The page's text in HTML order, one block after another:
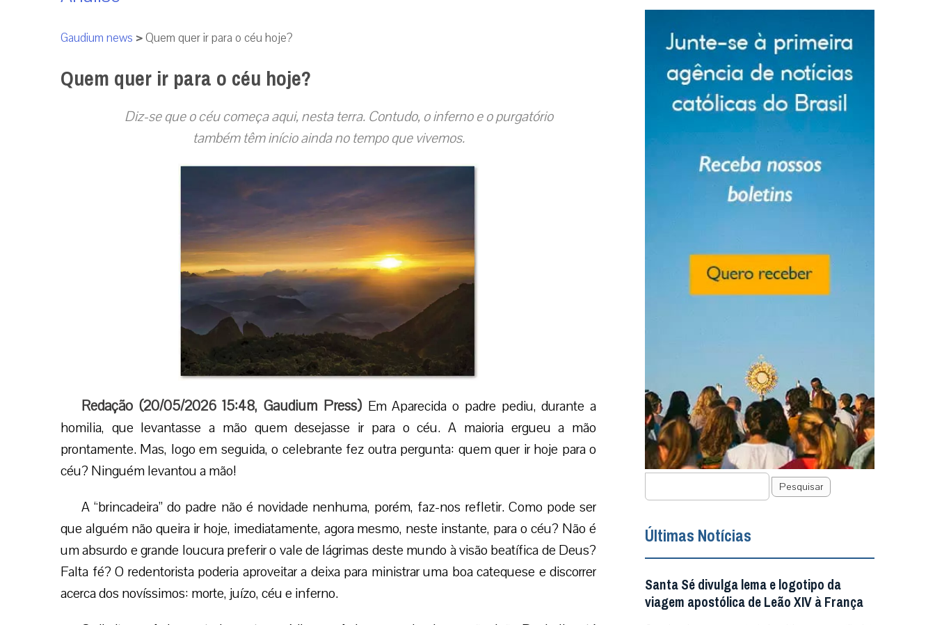
Gaudium news >Quem quer ir para o céu hoje?
Quem quer ir para o céu hoje?
Diz-se que o céu começa aqui, nesta terra. Contudo, o inferno e o purgatório
também têm início ainda no tempo que vivemos.
Redação (20/05/2026 15:48,Gaudium Press) Em Aparecida o padre pediu, durante a
homilia, que levantasse a mão quem desejasse ir para o céu. A maioria ergueu a mão
prontamente. Mas, logo em seguida, o celebrante fez outra pergunta: quem quer ir hoje para o
céu? Ninguém levantou a mão!
A “brincadeira” do padre não é novidade nenhuma, porém, faz-nos refletir. Como pode ser
que alguém não queira ir hoje, imediatamente, agora mesmo, neste instante, para o céu? Não é
um absurdo e grande loucura preferir o vale de lágrimas deste mundo à visão beatífica de Deus?
Falta fé? O redentorista poderia aproveitar a deixa para ministrar uma boa catequese e discorrer
acerca dos novíssimos: morte, juízo, céu e inferno.
Pesquisar
Últimas Notícias
Santa Sé divulga lema e logotipo da
viagem apostólica de Leão XIV à França